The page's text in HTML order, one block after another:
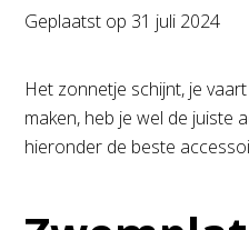
Geplaatst op 31 juli 2024
Het zonnetje schijnt, je
maken, heb je wel de juiste
hieronder de beste